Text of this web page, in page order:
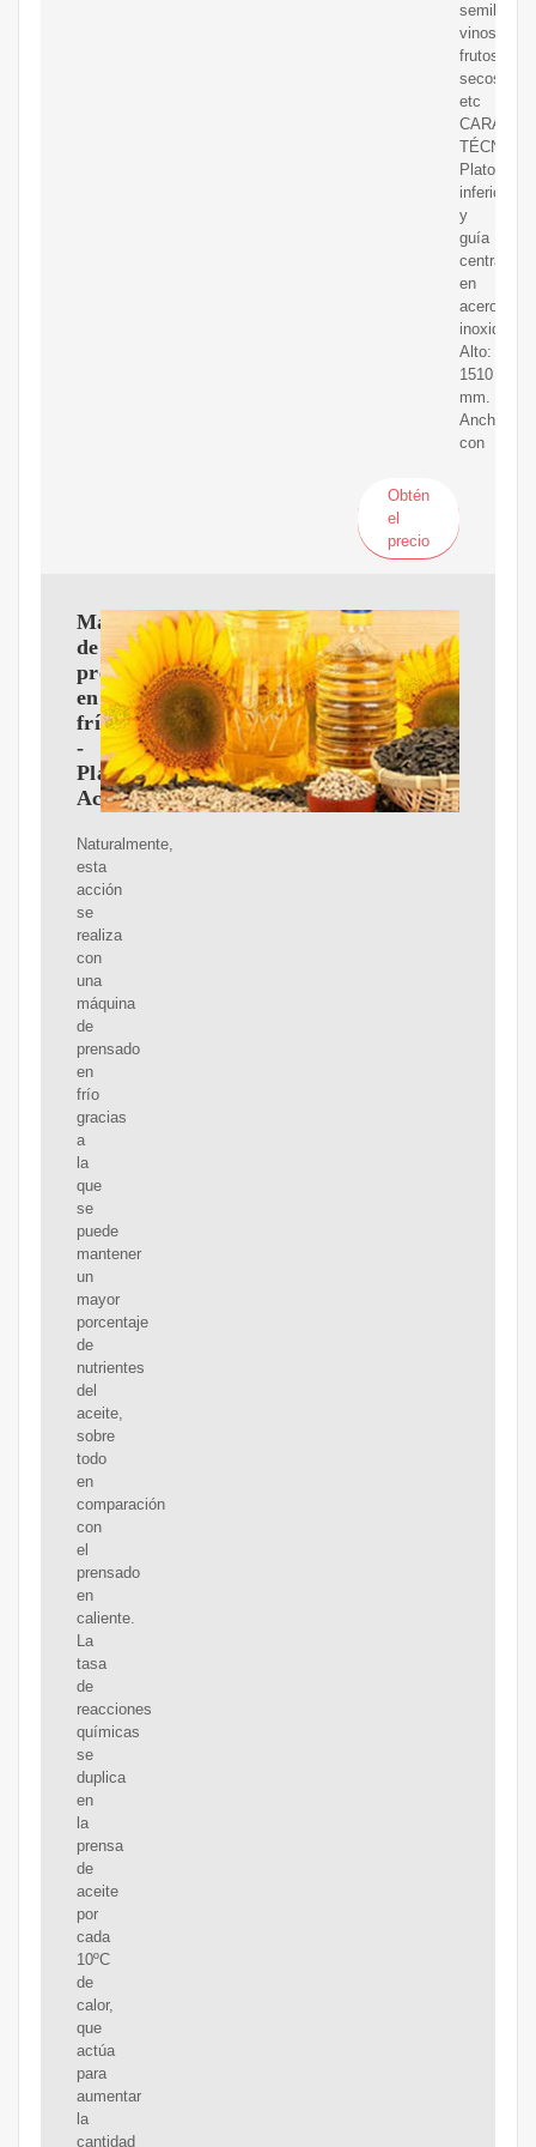
semillas,
vinos,
frutos
secos,
etc
Plato
inferior
y
guía
central
en
acero
inoxidable.
Alto:
1510
mm.
Ancho
con
Obtén
el
precio
Máquina
de
prensado
en
frío
-
Plantas
Aceiteras
Naturalmente,
esta
acción
se
realiza
con
una
máquina
de
prensado
en
frío
gracias
a
la
que
se
puede
mantener
un
mayor
porcentaje
de
nutrientes
del
aceite,
sobre
todo
en
comparación
con
el
prensado
en
caliente.
La
tasa
de
reacciones
químicas
se
duplica
en
la
prensa
de
aceite
por
cada
10ºC
de
calor,
que
actúa
para
aumentar
la
cantidad